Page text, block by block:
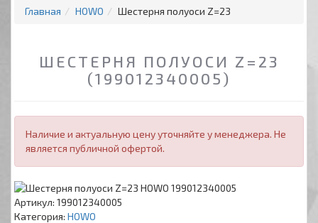
Главная HOWO Шестерня полуоси Z=23
ШЕСТЕРНЯ ПОЛУОСИ Z=23
(199012340005)
Наличие и актуальную цену уточняйте у менеджера. Не
является публичной офертой.
Артикул: 199012340005
Категория: HOWO